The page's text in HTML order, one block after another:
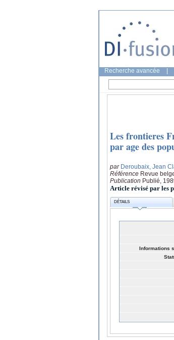
Recherche avancée
Les frontieres
par age des
par Deroubaix, Jean
Référence Revue
Publication Publié,
Article révisé par les
DÉTAILS
Informations